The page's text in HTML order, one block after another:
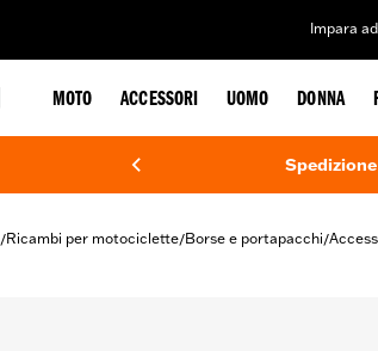
Impara
MOTO ACCESSORI UOMO DONNA
/Ricambi per motociclette/Borse e portapacchi/